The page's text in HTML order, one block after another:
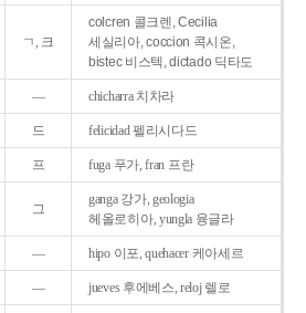
ㄱ, 크
colcren 콜크렌, Cecilia
세실리아, coccion 콕시온,
bistec 비스텍, dictado 딕타도
― chicharra 치차라
드 felicidad 펠리시다드
프 fuga 푸가, fran 프란
그
ganga 강가, geologia
헤올로히아, yungla 융글라
― hipo 이포, quehacer 케아세르
― jueves 후에베스, reloj 렐로